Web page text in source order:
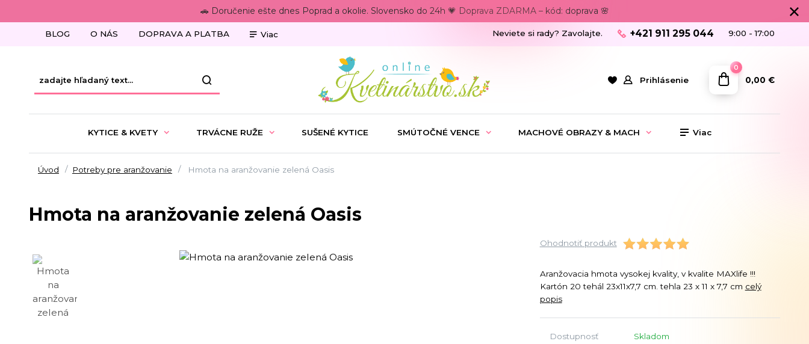
🚗 Doručenie ešte dnes Poprad a okolie. Slovensko do 24h 💗 Doprava ZDARMA – kód: doprava 🌸
BLOG O NÁS DOPRAVA A PLATBA Viac
Prihlásenie
Neviete si rady? Zavolajte. +421 911 295 044 9:00 - 17:00
0
0,00 €
KYTICE & KVETY TRVÁCNE RUŽE SUŠENÉ KYTICE SMÚTOČNÉ VENCE MACHOVÉ OBRAZY & MACH Viac
Úvod Potreby pre aranžovanie Hmota na aranžovanie zelená Oasis
Hmota na aranžovanie zelená Oasis
Ohodnotiť produkt
Aranžovacia hmota vysokej kvality, v kvalite MAXlife !!!
Kartón 20 tehál 23x11x7,7 cm. tehla 23 x 11 x 7,7 cm celý
popis
Dostupnosť Skladom